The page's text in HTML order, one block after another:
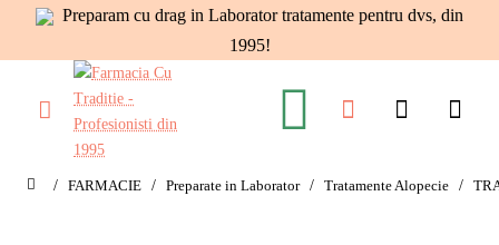
Preparam cu drag in Laborator tratamente pentru dvs, din
1995!
FARMACIE Preparate in Laborator Tratamente Alopecie